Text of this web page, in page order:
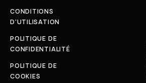
CONDITIONS
D'UTILISATION
POLITIQUE DE
CONFIDENTIALITÉ
POLITIQUE DE
COOKIES